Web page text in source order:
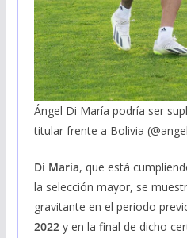
Ángel Di María podría ser
titular frente a Bolivia
Di María, que está
la selección mayor, se
gravitante en el periodo
2022y en la final de dicho